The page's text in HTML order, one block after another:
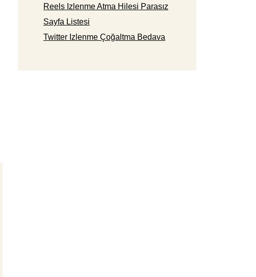
Reels Izlenme Atma Hilesi Parasız
Sayfa Listesi
Twitter Izlenme Çoğaltma Bedava